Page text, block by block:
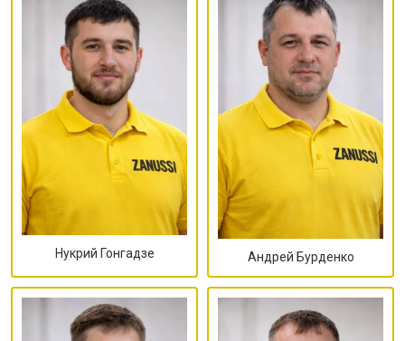
Нукрий Гонгадзе Андрей Бурденко